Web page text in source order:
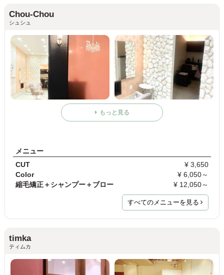
Chou-Chou
シュシュ
もっと見る
メニュー
CUT
¥ 3,650
Color
¥ 6,050～
縮毛矯正＋シャンプー＋ブロー
¥ 12,050～
すべてのメニューを見る
timka
ティムカ